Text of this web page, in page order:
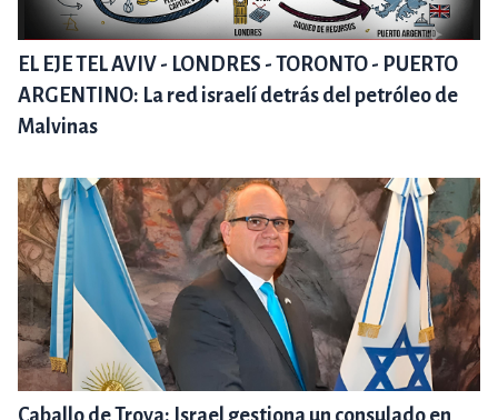
EL EJE TEL AVIV - LONDRES - TORONTO - PUERTO
ARGENTINO: La red israelí detrás del petróleo de
Malvinas
Caballo de Troya: Israel gestiona un consulado en